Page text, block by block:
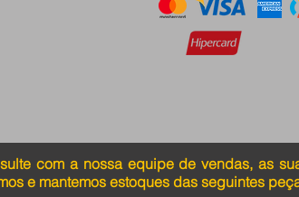
com a nossa equipe de vendas, as
e mantemos estoques das seguintes